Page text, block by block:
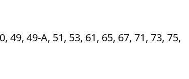
49, 49-А, 51, 53, 61, 65, 67, 71, 73, 75,